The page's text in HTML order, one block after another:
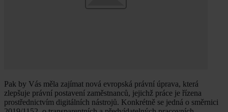
Pak by Vás měla zajímat nová evropská právní úprava, která
zlepšuje právní postavení zaměstnanců, jejichž práce je řízena
prostřednictvím digitálních nástrojů. Konkrétně se jedná o směrnici